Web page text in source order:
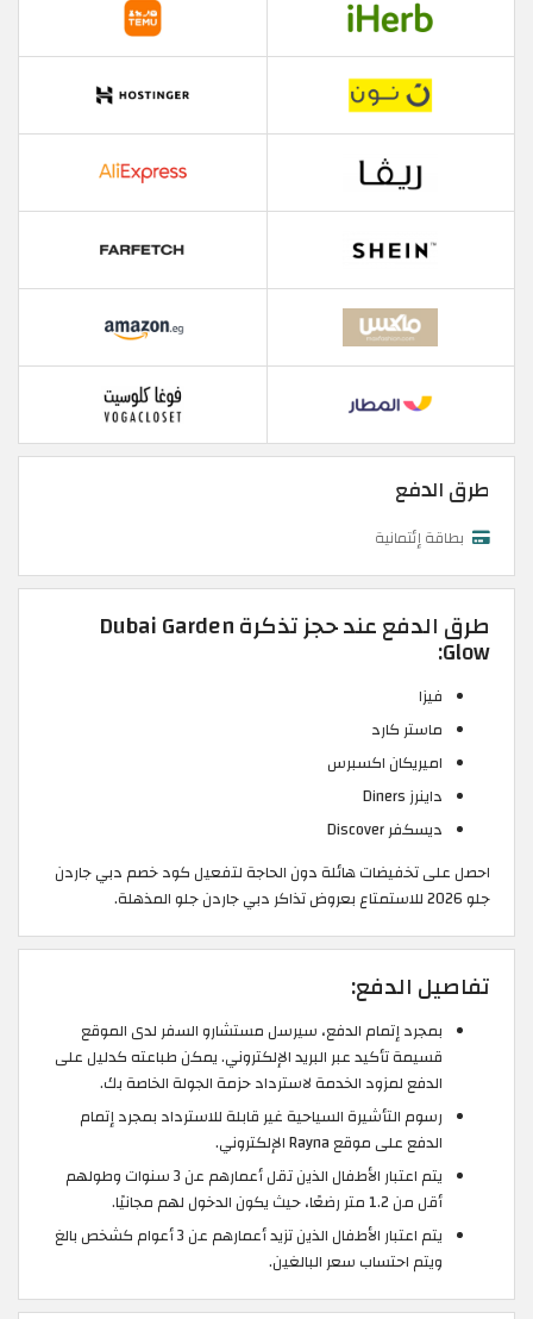
طرق الدفع
بطاقة إئتمانية
طرق الدفع عند حجز تذكرة Dubai Garden
Glow:
فيزا
ماستر كارد
اميريكان اكسبرس
داينرز Diners
ديسكفر Discover
احصل على تخفيضات هائلة دون الحاجة لتفعيل كود خصم دبي جاردن
جلو 2026 للاستمتاع بعروض تذاكر دبي جاردن جلو المذهلة.
تفاصيل الدفع:
بمجرد إتمام الدفع، سيرسل مستشارو السفر لدى الموقع
قسيمة تأكيد عبر البريد الإلكتروني. يمكن طباعته كدليل على
الدفع لمزود الخدمة لاسترداد حزمة الجولة الخاصة بك.
رسوم التأشيرة السياحية غير قابلة للاسترداد بمجرد إتمام
الدفع على موقع Rayna الإلكتروني.
يتم اعتبار الأطفال الذين تقل أعمارهم عن 3 سنوات وطولهم
أقل من 1.2 متر رضعًا، حيث يكون الدخول لهم مجانيًا.
يتم اعتبار الأطفال الذين تزيد أعمارهم عن 3 أعوام كشخص بالغ
ويتم احتساب سعر البالغين.